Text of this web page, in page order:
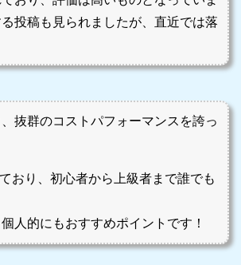
投稿も見られましたが、直近では落
抜群のコストパフォーマンス を誇っ
おり、初心者から上級者まで誰でも
人的にもおすすめポイントです！